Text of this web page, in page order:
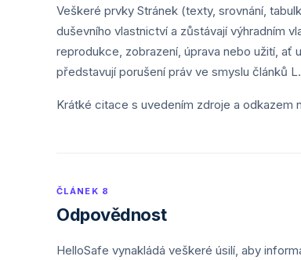
Veškeré prvky Stránek (texty, srovnání,
duševního vlastnictví a zůstávají výhradním
reprodukce, zobrazení, úprava nebo užití, ať
představují porušení práv ve smyslu článků
Krátké citace s uvedením zdroje a odkazem
ČLÁNEK 8
Odpovědnost
HelloSafe vynakládá veškeré úsilí, aby